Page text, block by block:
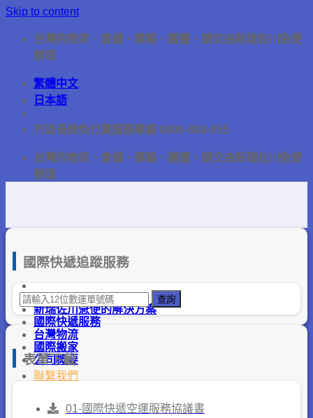
Skip to content
台灣的物流、倉儲、運輸、搬遷，請交由新瑞佐川急便
辦理
繁體中文
日本語
市話長途免付費服務專線 0800-888-955
台灣的物流、倉儲、運輸、搬遷，請交由新瑞佐川急便
辦理
新瑞佐川急便的解決方案
國際快遞服務
台灣物流
國際搬家
公司概要
聯繫我們
國際快遞追蹤服務
表單下載
01-國際快遞空運服務協議書